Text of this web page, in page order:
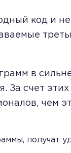
код и
в
За счет
чем
получат